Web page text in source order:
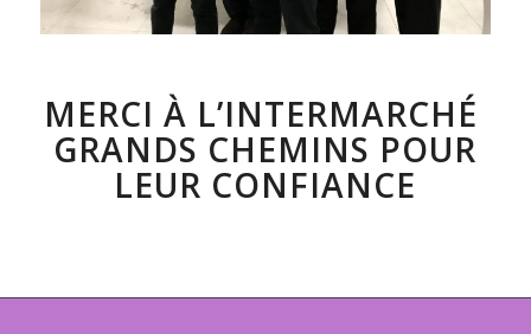
MERCI À L’INTERMARCHÉ
GRANDS CHEMINS POUR
LEUR CONFIANCE